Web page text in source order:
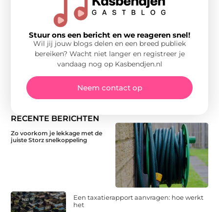
RECENTE BERICHTEN
Zo voorkom je lekkage met de
juiste Storz snelkoppeling
Een taxatierapport aanvragen: hoe werkt
het
Stuur ons een bericht en we reageren snel!
Wil jij jouw blogs delen en een breed publiek
bereiken? Wacht niet langer en registreer je
vandaag nog op Kasbendjen.nl
Neem contact op